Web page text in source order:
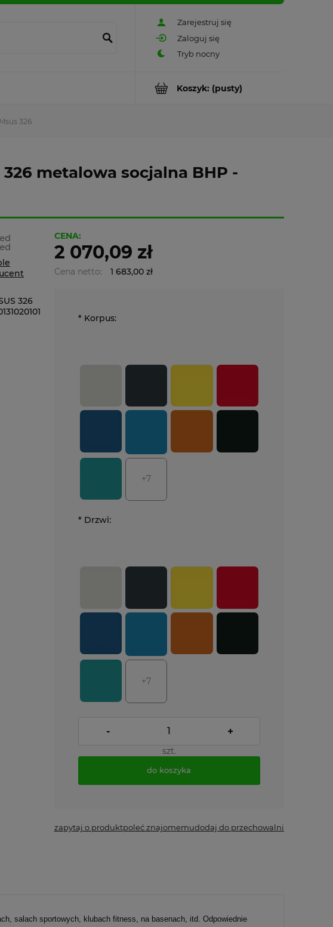
Zarejestruj się
Zaloguj się
Koszyk: (pusty)
326
326 metalowa socjalna BHP -
326
CENA:
2 070,09 zł
Cena netto: 1 683,00 zł
* Korpus:
+7
* Drzwi:
+7
- +
szt.
do koszyka
zapytaj o produktpoleć znajomemudodaj do przechowalni
salach sportowych, klubach fitness, na basenach, itd. Odpowiednie